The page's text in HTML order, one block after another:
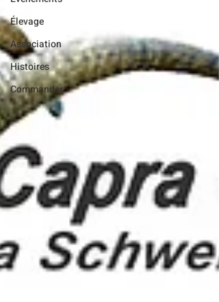
Élevage
Association
Histoires
Commander